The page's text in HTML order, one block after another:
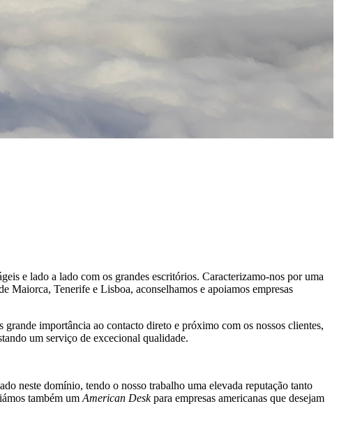
e lado a lado com os grandes escritórios. Caracterizamo-nos por uma
Maiorca, Tenerife e Lisboa, aconselhamos e apoiamos empresas
importância ao contacto direto e próximo com os nossos clientes,
um serviço de excecional qualidade.
neste domínio, tendo o nosso trabalho uma elevada reputação tanto
também um American Deskpara empresas americanas que desejam